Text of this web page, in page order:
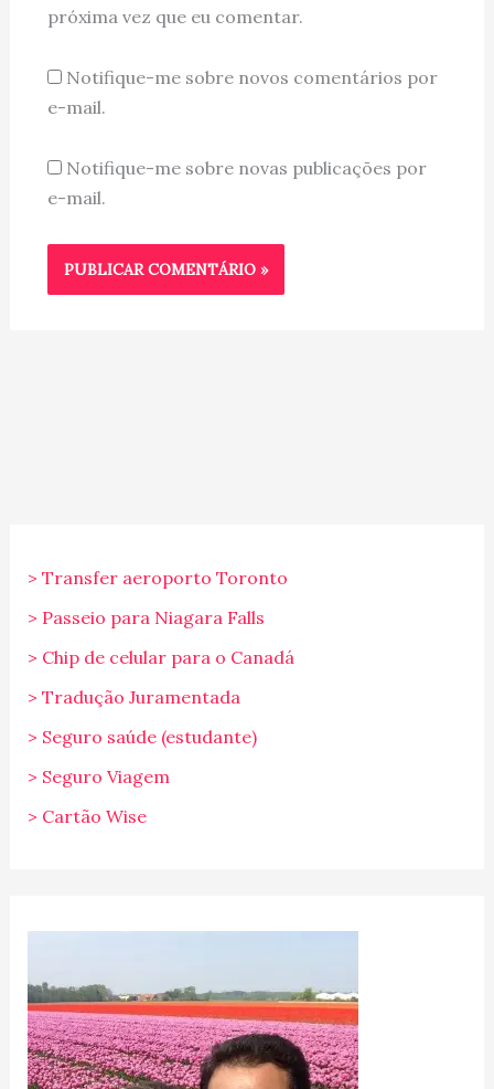
próxima vez que eu comentar.
Notifique-me sobre novos comentários por
e-mail.
Notifique-me sobre novas publicações por
e-mail.
> Transfer aeroporto Toronto
> Passeio para Niagara Falls
> Chip de celular para o Canadá
> Tradução Juramentada
> Seguro saúde (estudante)
> Seguro Viagem
> Cartão Wise